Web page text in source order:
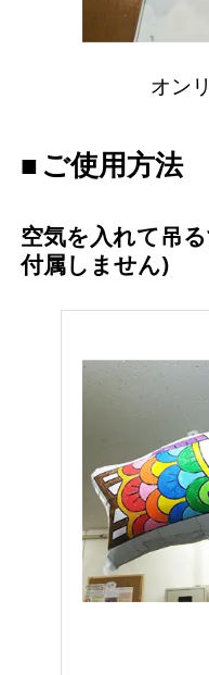
オン
ご使用方法
空気を入れて吊
付属しません)